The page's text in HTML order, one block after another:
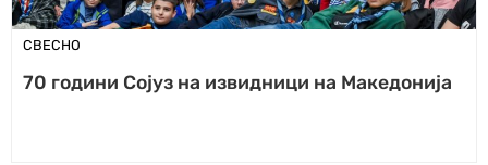
СВЕСНО
70 години Сојуз на извидници на Македонија